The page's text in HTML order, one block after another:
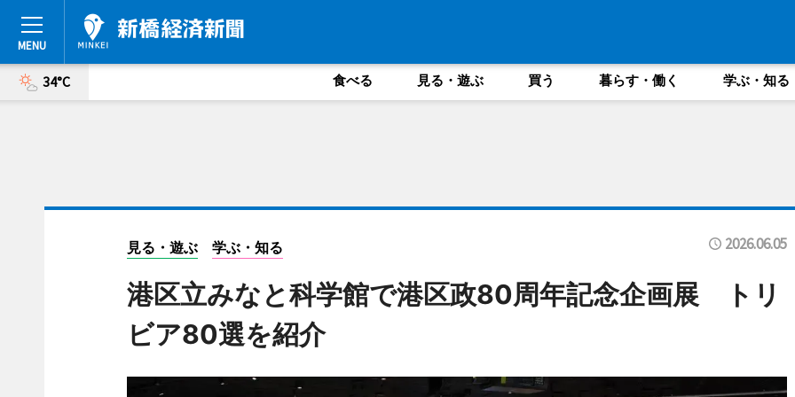
34°C 食べる 見る・遊ぶ 買う 暮らす・働く 学ぶ・知る
見る・遊ぶ 学ぶ・知る 2026.06.05
港区立みなと科学館で港区政80周年記念企画展 トリ
ビア80選を紹介